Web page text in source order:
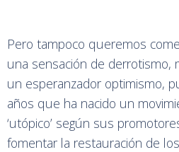
Pero tampoco queremos
una sensación de derrotismo,
un esperanzador optimismo,
años que ha nacido un
‘utópico’ según sus
fomentar la restauración de